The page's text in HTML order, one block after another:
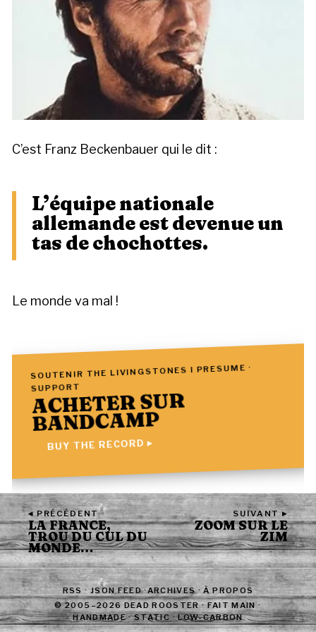
C’est Franz Beckenbauer qui le dit :
L’équipe nationale
allemande est devenue un
tas de chochottes.
Le monde va mal !
SOUTENIR THE LIVINGSTONES I PRESUME ·
SUPPORT
ACHETER SUR
BANDCAMP
BUY THE RECORD ▸
◂ PRÉCÉDENT
LA FRANCE,
TROU DU CUL DU
MONDE…
SUIVANT ▸
ZOOM SUR LE
ZIM
RSS·JSON FEED·ARCHIVES·À PROPOS
© 2005–2026 DEAD ROOSTER · FAIT MAIN ·
HANDMADE · STATIC · LOW-CARBON